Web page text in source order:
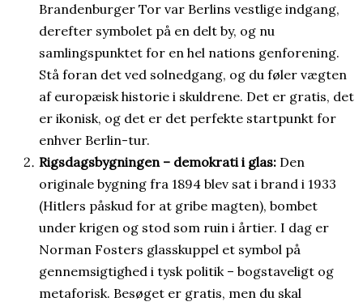
Brandenburger Tor var Berlins vestlige indgang,
derefter symbolet på en delt by, og nu
samlingspunktet for en hel nations genforening.
Stå foran det ved solnedgang, og du føler vægten
af europæisk historie i skuldrene. Det er gratis, det
er ikonisk, og det er det perfekte startpunkt for
enhver Berlin-tur.
Rigsdagsbygningen – demokrati i glas: Den
originale bygning fra 1894 blev sat i brand i 1933
(Hitlers påskud for at gribe magten), bombet
under krigen og stod som ruin i årtier. I dag er
Norman Fosters glasskuppel et symbol på
gennemsigtighed i tysk politik – bogstaveligt og
metaforisk. Besøget er gratis, men du skal